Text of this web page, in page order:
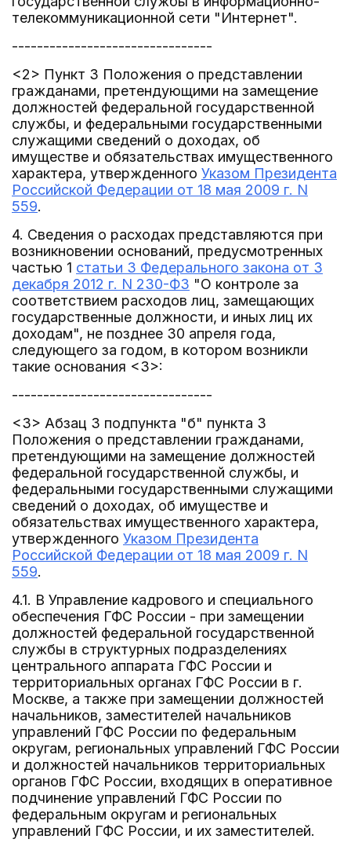
телекоммуникационной сети "Интернет".
--------------------------------
<2> Пункт 3 Положения о представлении
гражданами, претендующими на замещение
должностей федеральной государственной
службы, и федеральными государственными
служащими сведений о доходах, об
имуществе и обязательствах имущественного
характера, утвержденного Указом Президента
Российской Федерации от 18 мая 2009 г. N
559.
4. Сведения о расходах представляются при
возникновении оснований, предусмотренных
частью 1 статьи 3 Федерального закона от 3
декабря 2012 г. N 230-ФЗ "О контроле за
соответствием расходов лиц, замещающих
государственные должности, и иных лиц их
доходам", не позднее 30 апреля года,
следующего за годом, в котором возникли
такие основания <3>:
--------------------------------
<3> Абзац 3 подпункта "б" пункта 3
Положения о представлении гражданами,
претендующими на замещение должностей
федеральной государственной службы, и
федеральными государственными служащими
сведений о доходах, об имуществе и
обязательствах имущественного характера,
утвержденного Указом Президента
Российской Федерации от 18 мая 2009 г. N
559.
4.1. В Управление кадрового и специального
обеспечения ГФС России - при замещении
должностей федеральной государственной
службы в структурных подразделениях
центрального аппарата ГФС России и
территориальных органах ГФС России в г.
Москве, а также при замещении должностей
начальников, заместителей начальников
управлений ГФС России по федеральным
округам, региональных управлений ГФС России
и должностей начальников территориальных
органов ГФС России, входящих в оперативное
подчинение управлений ГФС России по
федеральным округам и региональных
управлений ГФС России, и их заместителей.